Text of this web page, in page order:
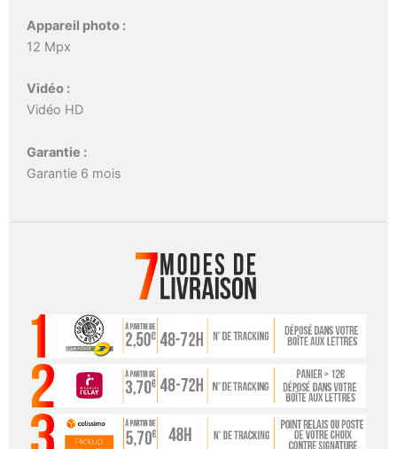
Appareil photo :
12 Mpx
Vidéo :
Vidéo HD
Garantie :
Garantie 6 mois